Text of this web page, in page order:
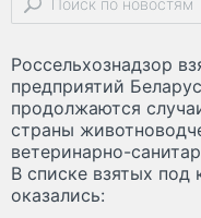
Россельхознадзор
предприятий
продолжаются
страны
ветеринарно-
В списке взятых под
оказались: